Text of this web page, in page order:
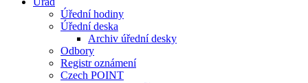
Úřední hodiny
Úřední deska
Archiv úřední desky
Odbory
Registr oznámení
Czech POINT